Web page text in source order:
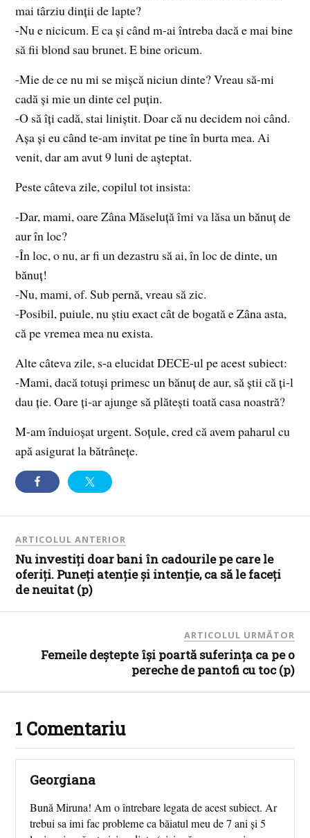
mai târziu dinții de lapte?
-Nu e nicicum. E ca și când m-ai întreba dacă e mai bine
să fii blond sau brunet. E bine oricum.
-Mie de ce nu mi se mișcă niciun dinte? Vreau să-mi
cadă și mie un dinte cel puțin.
-O să îți cadă, stai liniștit. Doar că nu decidem noi când.
Așa și eu când te-am invitat pe tine în burta mea. Ai
venit, dar am avut 9 luni de așteptat.
Peste câteva zile, copilul tot insista:
-Dar, mami, oare Zâna Măseluță îmi va lăsa un bănuț de
aur în loc?
-În loc, o nu, ar fi un dezastru să ai, în loc de dinte, un
bănuț!
-Nu, mami, of. Sub pernă, vreau să zic.
-Posibil, puiule, nu știu exact cât de bogată e Zâna asta,
că pe vremea mea nu exista.
Alte câteva zile, s-a elucidat DECE-ul pe acest subiect:
-Mami, dacă totuși primesc un bănuț de aur, să știi că ți-l
dau ție. Oare ți-ar ajunge să plătești toată casa noastră?
M-am înduioșat urgent. Soțule, cred că avem paharul cu
apă asigurat la bătrânețe.
ARTICOLUL ANTERIOR
Nu investiți doar bani în cadourile pe care le
oferiți. Puneți atenție și intenție, ca să le faceți
de neuitat (p)
ARTICOLUL URMĂTOR
Femeile deștepte își poartă suferința ca pe o
pereche de pantofi cu toc (p)
1 Comentariu
Georgiana
Bună Miruna! Am o întrebare legata de acest subiect. Ar
trebui sa imi fac probleme ca băiatul meu de 7 ani și 5